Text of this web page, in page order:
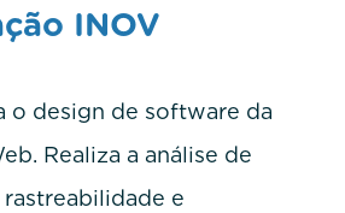
INOV
o design de software da
Realiza a análise de
e